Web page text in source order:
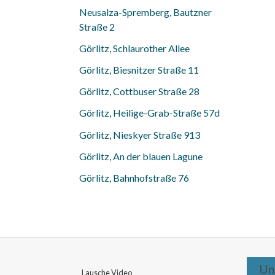
Neusalza-Spremberg, Bautzner
Straße 2
Görlitz, Schlaurother Allee
Görlitz, Biesnitzer Straße 11
Görlitz, Cottbuser Straße 28
Görlitz, Heilige-Grab-Straße 57d
Görlitz, Nieskyer Straße 913
Görlitz, An der blauen Lagune
Görlitz, Bahnhofstraße 76
Lausche Video